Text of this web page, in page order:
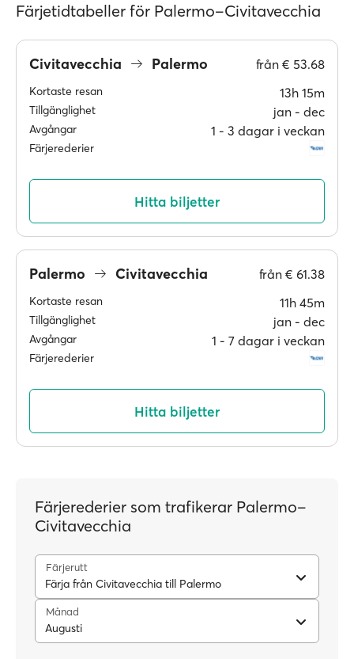
Färjetidtabeller för Palermo–Civitavecchia
Civitavecchia Palermo från € 53.68
Kortaste resan 13h 15m
Tillgänglighet jan ‐ dec
Avgångar 1 ‐ 3 dagar i veckan
Färjerederier
Hitta biljetter
Palermo Civitavecchia från € 61.38
Kortaste resan 11h 45m
Tillgänglighet jan ‐ dec
Avgångar 1 ‐ 7 dagar i veckan
Färjerederier
Hitta biljetter
Färjerederier som trafikerar Palermo–
Civitavecchia
Färjerutt
Färja från Civitavecchia till Palermo
Månad
Augusti